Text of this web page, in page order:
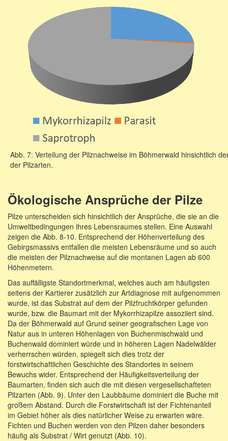
Abb. 7: Verteilung der Pilznachweise im Böhmerwald hinsichtlich
der Pilzarten.
Ökologische Ansprüche der Pilze
Pilze unterscheiden sich hinsichtlich der Ansprüche, die sie an die
Umweltbedingungen ihres Lebensraumes stellen. Eine Auswahl
zeigen die Abb. 8-10. Entsprechend der Höhenverteilung des
Gebirgsmassivs entfallen die meisten Lebensräume und so auch
die meisten der Pilznachweise auf die montanen Lagen ab 600
Höhenmetern.
Das auffälligste Standortmerkmal, welches auch am häufigsten
seitens der Kartierer zusätzlich zur Artdiagnose mit aufgenommen
wurde, ist das Substrat auf dem der Pilzfruchtkörper gefunden
wurde, bzw. die Baumart mit der Mykorrhizapilze assoziiert sind.
Da der Böhmerwald auf Grund seiner geografischen Lage von
Natur aus in unteren Höhenlagen von Buchenmischwald und
Buchenwald dominiert würde und in höheren Lagen Nadelwälder
verherrschen würden, spiegelt sich dies trotz der
forstwirtschaftlichen Geschichte des Standortes in seinem
Bewuchs wider. Entsprechend der Häufigkeitsverteilung der
Baumarten, finden sich auch die mit diesen vergesellschafteten
Pilzarten (Abb. 9). Unter den Laubbäume dominiert die Buche mit
großem Abstand. Durch die Forstwirtschaft ist der Fichtenanteil
im Gebiet höher als dies natürlicher Weise zu erwarten wäre.
Fichten und Buchen werden von den Pilzen daher besonders
häufig als Substrat / Wirt genutzt (Abb. 10).